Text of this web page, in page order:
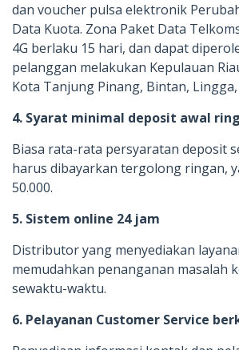
dan voucher pulsa elektronik
Data Kuota. Zona Paket Data
4G berlaku 15 hari, dan dapat
pelanggan melakukan Kepulauan
Kota Tanjung Pinang, Bintan,
4. Syarat minimal deposit awal
Biasa rata-rata persyaratan deposit
harus dibayarkan tergolong ringan,
50.000.
5. Sistem online 24 jam
Distributor yang menyediakan
memudahkan penanganan masalah
sewaktu-waktu.
6. Pelayanan Customer Service